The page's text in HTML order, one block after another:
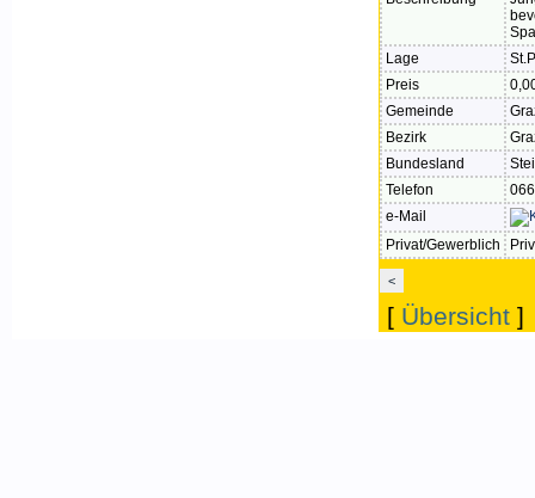
Lage
Preis
Gemeinde
Bezirk
Bundesland
Telefon
e-Mail
Privat/Gewerblich
<
[ Übersicht